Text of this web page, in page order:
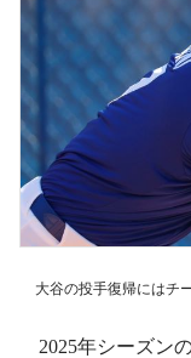
大谷の投手復帰にはチ
2025年シーズン